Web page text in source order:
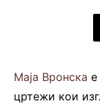
Маја Вронска е
цртежи кои